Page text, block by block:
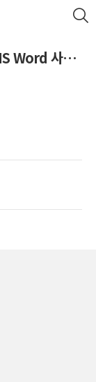
WordTips | 한글 문서 작성을 위한 MS Word 사용 팁